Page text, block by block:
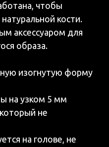
чтобы
кости.
аксессуаром для
образа.
изогнутую форму
на узком 5 мм
не
на голове, не